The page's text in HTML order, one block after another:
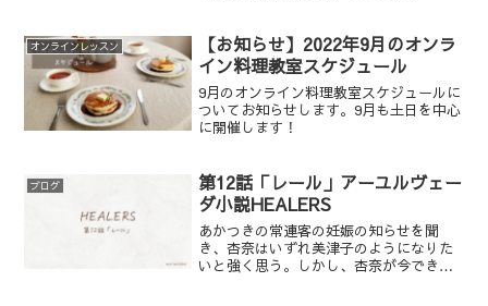
オンラインレッスン
【お知らせ】2022年9月のオンラ
イン料理教室スケジュール
9月のオンライン料理教室スケジュールに
ついてお知らせします。9月も土日を中心
に開催します！
ブログ
第12話「レール」アーユルヴェー
ダ小説HEALERS
あかつきの常連客の妊娠の知らせを聞
き、杏奈はいずれ美津子のようになりた
いと強く思う。しかし、杏奈が今できる